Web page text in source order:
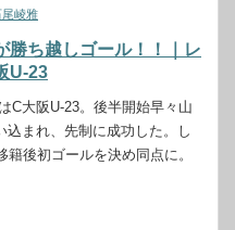
尾崚雅
勝ち越しゴール！！｜レ
U-23
大阪U-23。後半開始早々山
まれ、先制に成功した。し
後初ゴールを決め同点に。